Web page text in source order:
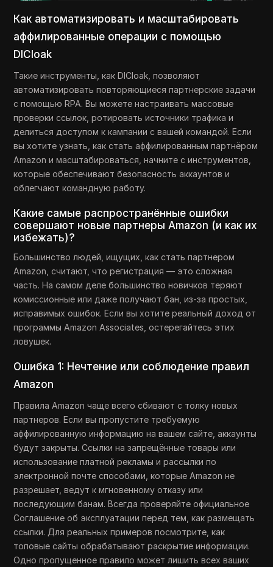
Как автоматизировать и масштабировать
аффилированные операции с помощью
DICloak
Такие инструменты, как DICloak, позволяют
автоматизировать повторяющиеся партнерские задачи
с помощью RPA. Вы можете настраивать массовые
проверки ссылок, ротировать источники трафика и
делиться доступом к кампании с вашей командой. Если
вы хотите узнать, как стать аффилированным партнёром
Amazon и масштабироваться, начните с инструментов,
которые обеспечивают безопасность аккаунтов и
облегчают командную работу.
Какие самые распространённые ошибки
совершают новые партнеры Amazon (и как их
избежать)?
Большинство людей, ищущих, как стать партнером
Amazon, считают, что регистрация — это сложная
часть. На самом деле большинство новичков теряют
комиссионные или даже получают бан, из-за простых,
исправимых ошибок. Если вы хотите реальный доход от
программы Amazon Associates, остерегайтесь этих
ловушек.
Ошибка 1: Нечтение или соблюдение правил
Amazon
Правила Amazon чаще всего сбивают с толку новых
партнеров. Если вы пропустите требуемую
аффилированную информацию на вашем сайте, аккаунты
будут закрыты. Ссылки на запрещённые товары или
использование платной рекламы и рассылки по
электронной почте способами, которые Amazon не
разрешает, ведут к мгновенному отказу или
последующим банам. Всегда проверяйте официальное
Соглашение об эксплуатации перед тем, как размещать
ссылки. Для реальных примеров посмотрите, как
топовые сайты обрабатывают раскрытие информации.
Одно пропущенное правило может лишить всех ваших